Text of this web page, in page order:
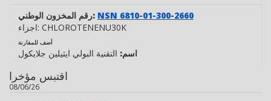
رقم المخزون الوطني: NSN 6810-01-300-2660
اجزاء: CHLOROTENENU30K
أضف للمقارنة
اسم: التقنية البولي ايثيلين جلايكول
اقتبس مؤخرا
08/06/26